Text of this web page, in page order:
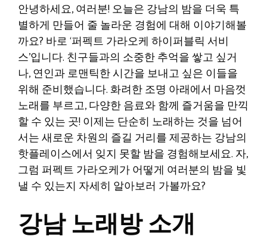
안녕하세요, 여러분! 오늘은 강남의 밤을 더욱 특
별하게 만들어 줄 놀라운 경험에 대해 이야기해볼
까요? 바로 ‘퍼펙트 가라오케 하이퍼블릭 서비
스’입니다. 친구들과의 소중한 추억을 쌓고 싶거
나, 연인과 로맨틱한 시간을 보내고 싶은 이들을
위해 준비했습니다. 화려한 조명 아래에서 마음껏
노래를 부르고, 다양한 음료와 함께 즐거움을 만끽
할 수 있는 곳! 이제는 단순히 노래하는 것을 넘어
서는 새로운 차원의 즐길 거리를 제공하는 강남의
핫플레이스에서 잊지 못할 밤을 경험해보세요. 자,
그럼 퍼펙트 가라오케가 어떻게 여러분의 밤을 빛
낼 수 있는지 자세히 알아보러 가볼까요?
강남 노래방 소개